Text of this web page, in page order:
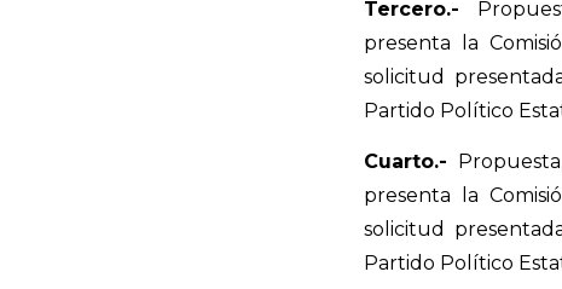
Tercero.-
presenta la
solicitud
Partido Político
Cuarto.-
presenta la
solicitud
Partido Político